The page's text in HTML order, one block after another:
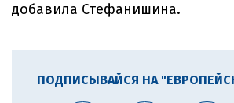
добавила Стефанишина.
ПОДПИСЫВАЙСЯ НА